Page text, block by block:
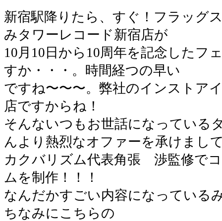
新宿駅降りたら、すぐ！フラッグ
みタワーレコード新宿店が
10月10日から10周年を記念したフ
すか・・・。時間経つの早い
ですね〜〜〜。弊社のインストア
店ですからね！
そんないつもお世話になっている
んより熱烈なオファーを承けまし
カクバリズム代表角張 渉監修で
ムを制作！！！
なんだかすごい内容になっている
ちなみにこちらの